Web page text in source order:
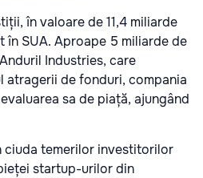
în valoare de 11,4 miliarde
SUA. Aproape 5 miliarde de
Industries, care
atragerii de fonduri, compania
sa de piață, ajungând
ciuda temerilor investitorilor
startup-urilor din